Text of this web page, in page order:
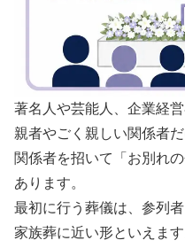
著名人や芸能人、企業経
親者やごく親しい関係者
関係者を招いて「お別れ
あります。
最初に行う葬儀は、参列
家族葬に近い形といえます